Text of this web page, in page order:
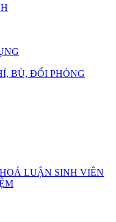
BÙ, ĐỔI PHÒNG
LUẬN SINH VIÊN